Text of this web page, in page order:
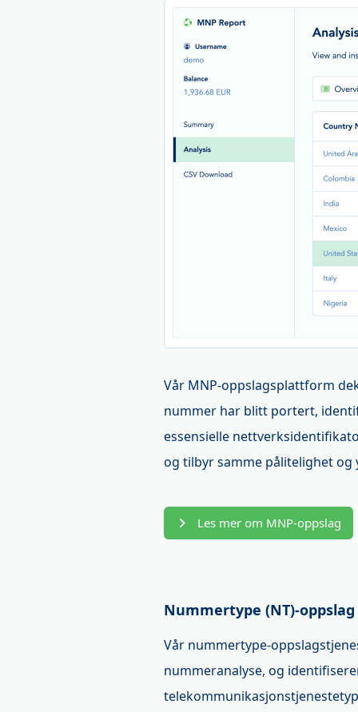
Vår MNP-oppslagsplattform
nummer har blitt portert,
essensielle
og tilbyr samme pålitelighet og
Les mer om MNP-oppslag
Nummertype (NT)-oppslag
Vår nummertype-
nummeranalyse, og